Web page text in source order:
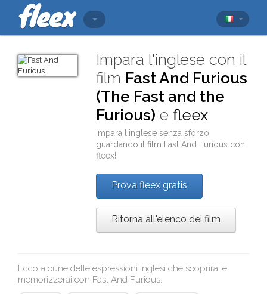
Impara l'inglese con il
film Fast And Furious
(The Fast and the
Furious) efleex
Impara l'inglese senza sforzo
guardando il film Fast And Furious con
fleex!
Prova fleex gratis
Ritorna all'elenco dei film
Ecco alcune delle espressioni inglesi che scoprirai e
memorizzerai con Fast And Furious: